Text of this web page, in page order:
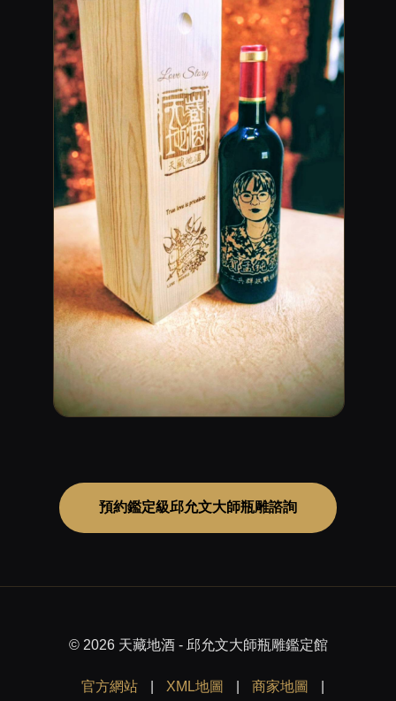
預約鑑定級邱允文大師瓶雕諮詢
© 2026 天藏地酒 - 邱允文大師瓶雕鑑定館
官方網站 XML地圖 商家地圖